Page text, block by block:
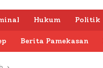
Hukum Politik
Berita Pamekasan